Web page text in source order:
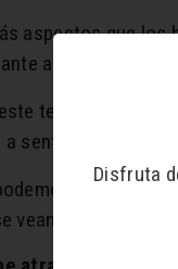
aspectos que
al momento de
tema lo que
a sentir que están
decir que
vean más guapos.
Disfruta